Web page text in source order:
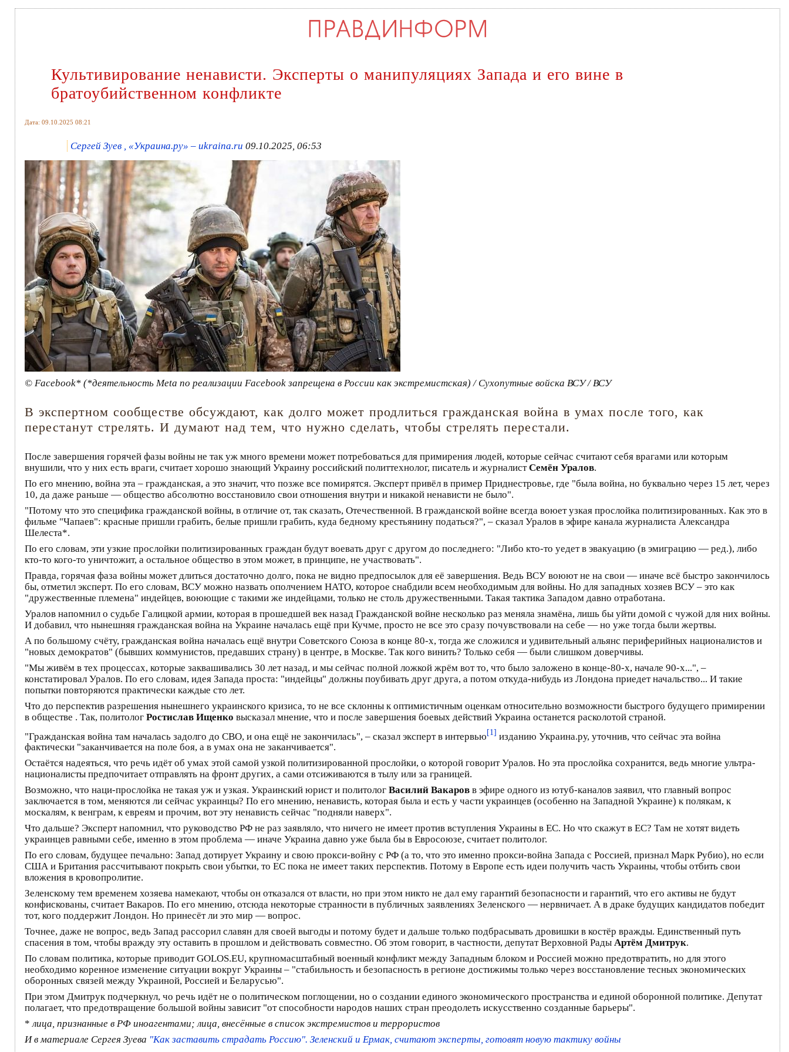
Культивирование ненависти. Эксперты о манипуляциях Запада и его вине в
братоубийственном конфликте
Дата: 09.10.2025 08:21
Сергей Зуев , «Украина.ру» – ukraina.ru 09.10.2025, 06:53
© Facebook* (*деятельность Meta по реализации Facebook запрещена в России как экстремистская) / Сухопутные войска ВСУ / ВСУ
В экспертном сообществе обсуждают, как долго может продлиться гражданская война в умах после того, как
перестанут стрелять. И думают над тем, что нужно сделать, чтобы стрелять перестали.
После завершения горячей фазы войны не так уж много времени может потребоваться для примирения людей, которые сейчас считают себя врагами или которым
внушили, что у них есть враги, считает хорошо знающий Украину российский политтехнолог, писатель и журналистСемён Уралов.
По его мнению, война эта – гражданская, а это значит, что позже все помирятся. Эксперт привёл в пример Приднестровье, где "была война, но буквально через 15 лет, через
10, да даже раньше — общество абсолютно восстановило свои отношения внутри и никакой ненависти не было".
"Потому что это специфика гражданской войны, в отличие от, так сказать, Отечественной. В гражданской войне всегда воюет узкая прослойка политизированных. Как это в
фильме "Чапаев": красные пришли грабить, белые пришли грабить, куда бедному крестьянину податься?", – сказал Уралов в эфире канала журналиста Александра
Шелеста*.
По его словам, эти узкие прослойки политизированных граждан будут воевать друг с другом до последнего: "Либо кто-то уедет в эвакуацию (в эмиграцию — ред.), либо
кто-то кого-то уничтожит, а остальное общество в этом может, в принципе, не участвовать".
Правда, горячая фаза войны может длиться достаточно долго, пока не видно предпосылок для её завершения. Ведь ВСУ воюют не на свои — иначе всё быстро закончилось
бы, отметил эксперт. По его словам, ВСУ можно назвать ополчением НАТО, которое снабдили всем необходимым для войны. Но для западных хозяев ВСУ – это как
"дружественные племена" индейцев, воюющие с такими же индейцами, только не столь дружественными. Такая тактика Западом давно отработана.
Уралов напомнил о судьбе Галицкой армии, которая в прошедшей век назад Гражданской войне несколько раз меняла знамёна, лишь бы уйти домой с чужой для них войны.
И добавил, что нынешняя гражданская война на Украине началась ещё при Кучме, просто не все это сразу почувствовали на себе — но уже тогда были жертвы.
А по большому счёту, гражданская война началась ещё внутри Советского Союза в конце 80-х, тогда же сложился и удивительный альянс периферийных националистов и
"новых демократов" (бывших коммунистов, предавших страну) в центре, в Москве. Так кого винить? Только себя — были слишком доверчивы.
"Мы живём в тех процессах, которые заквашивались 30 лет назад, и мы сейчас полной ложкой жрём вот то, что было заложено в конце-80-х, начале 90-х...", –
констатировал Уралов. По его словам, идея Запада проста: "индейцы" должны поубивать друг друга, а потом откуда-нибудь из Лондона приедет начальство... И такие
попытки повторяются практически каждые сто лет.
Что до перспектив разрешения нынешнего украинского кризиса, то не все склонны к оптимистичным оценкам относительно возможности быстрого будущего примирении
в обществе . Так, политолог Ростислав Ищенко высказал мнение, что и после завершения боевых действий Украина останется расколотой страной.
"Гражданская война там началась задолго до СВО, и она ещё не закончилась", – сказал эксперт в интервью[1] изданию Украина.ру, уточнив, что сейчас эта война
фактически "заканчивается на поле боя, а в умах она не заканчивается".
Остаётся надеяться, что речь идёт об умах этой самой узкой политизированной прослойки, о которой говорит Уралов. Но эта прослойка сохранится, ведь многие ультра-
националисты предпочитает отправлять на фронт других, а сами отсиживаются в тылу или за границей.
Возможно, что наци-прослойка не такая уж и узкая. Украинский юрист и политолог Василий Вакаров в эфире одного из ютуб-каналов заявил, что главный вопрос
заключается в том, меняются ли сейчас украинцы? По его мнению, ненависть, которая была и есть у части украинцев (особенно на Западной Украине) к полякам, к
москалям, к венграм, к евреям и прочим, вот эту ненависть сейчас "подняли наверх".
Что дальше? Эксперт напомнил, что руководство РФ не раз заявляло, что ничего не имеет против вступления Украины в ЕС. Но что скажут в ЕС? Там не хотят видеть
украинцев равными себе, именно в этом проблема — иначе Украина давно уже была бы в Евросоюзе, считает политолог.
По его словам, будущее печально: Запад дотирует Украину и свою прокси-войну с РФ (а то, что это именно прокси-война Запада с Россией, признал Марк Рубио), но если
США и Британия рассчитывают покрыть свои убытки, то ЕС пока не имеет таких перспектив. Потому в Европе есть идеи получить часть Украины, чтобы отбить свои
вложения в кровопролитие.
Зеленскому тем временем хозяева намекают, чтобы он отказался от власти, но при этом никто не дал ему гарантий безопасности и гарантий, что его активы не будут
конфискованы, считает Вакаров. По его мнению, отсюда некоторые странности в публичных заявлениях Зеленского — нервничает. А в драке будущих кандидатов победит
тот, кого поддержит Лондон. Но принесёт ли это мир — вопрос.
Точнее, даже не вопрос, ведь Запад рассорил славян для своей выгоды и потому будет и дальше только подбрасывать дровишки в костёр вражды. Единственный путь
спасения в том, чтобы вражду эту оставить в прошлом и действовать совместно. Об этом говорит, в частности, депутат Верховной Рады Артём Дмитрук.
По словам политика, которые приводит GOLOS.EU, крупномасштабный военный конфликт между Западным блоком и Россией можно предотвратить, но для этого
необходимо коренное изменение ситуации вокруг Украины – "стабильность и безопасность в регионе достижимы только через восстановление тесных экономических
оборонных связей между Украиной, Россией и Беларусью".
При этом Дмитрук подчеркнул, чо речь идёт не о политическом поглощении, но о создании единого экономического пространства и единой оборонной политике. Депутат
полагает, что предотвращение большой войны зависит "от способности народов наших стран преодолеть искусственно созданные барьеры".
*лица, признанные в РФ иноагентами; лица, внесённые в список экстремистов и террористов
И в материале Сергея Зуева "Как заставить страдать Россию". Зеленский и Ермак, считают эксперты, готовят новую тактику войны